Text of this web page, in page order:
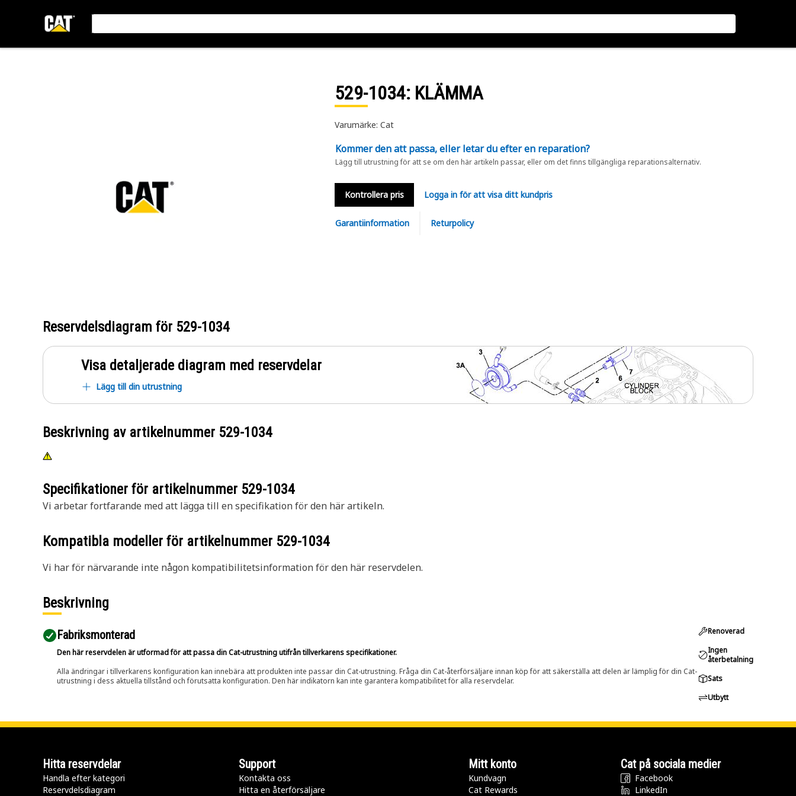
529-1034: KLÄMMA
Varumärke: Cat
Kommer den att passa, eller letar du efter en reparation?
Lägg till utrustning för att se om den här artikeln passar, eller om det finns tillgängliga reparationsalternativ.
Kontrollera pris Logga in för att visa ditt kundpris
Garantiinformation Returpolicy
Reservdelsdiagram för 529-1034
Visa detaljerade diagram med reservdelar
Lägg till din utrustning
Beskrivning av artikelnummer 529-1034
Specifikationer för artikelnummer 529-1034
Vi arbetar fortfarande med att lägga till en specifikation för den här artikeln.
Kompatibla modeller för artikelnummer 529-1034
Vi har för närvarande inte någon kompatibilitetsinformation för den här reservdelen.
Beskrivning
Fabriksmonterad
Den här reservdelen är utformad för att passa din Cat-utrustning utifrån tillverkarens specifikationer.
Alla ändringar i tillverkarens konfiguration kan innebära att produkten inte passar din Cat-utrustning. Fråga din Cat-återförsäljare innan köp för att säkerställa att delen är lämplig för din Cat-
utrustning i dess aktuella tillstånd och förutsatta konfiguration. Den här indikatorn kan inte garantera kompatibilitet för alla reservdelar.
Renoverad
Ingen
återbetalning
Sats
Utbytt
Hitta reservdelar
Handla efter kategori
Reservdelsdiagram
Support
Kontakta oss
Hitta en återförsäljare
Mitt konto
Kundvagn
Cat Rewards
Cat på sociala medier
Facebook
LinkedIn